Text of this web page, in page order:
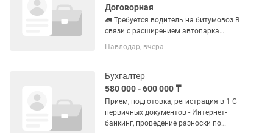
Договорная
🚛 Требуется водитель на битумовоз В
связи с расширением автопарка
приглашаем опытного водителя
категории СЕ на постоянную работу.
своевременную заработную плату; ✅...
Павлодар, вчера
Бухгалтер
580 000 - 600 000 ₸
Прием, подготовка, регистрация в 1 С
первичных документов - Интернет-
банкинг, проведение разноски по